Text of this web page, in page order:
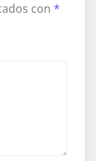
con *